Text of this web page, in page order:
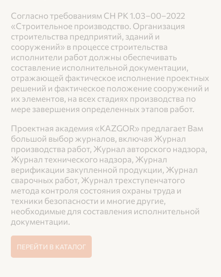
Согласно требованиям СН РК 1.03–00–2022
«Строительное производство. Организация
строительства предприятий, зданий и
сооружений» в процессе строительства
исполнители работ должны обеспечивать
составление исполнительной документации,
отражающей фактическое исполнение проектных
решений и фактическое положение сооружений и
их элементов, на всех стадиях производства по
мере завершения определенных этапов работ.
Проектная академия «KAZGOR» предлагает Вам
большой выбор журналов, включая Журнал
производства работ, Журнал авторского надзора,
Журнал технического надзора, Журнал
верификации закупленной продукции, Журнал
сварочных работ, Журнал трехступенчатого
метода контроля состояния охраны труда и
техники безопасности и многие другие,
необходимые для составления исполнительной
документации.
ПЕРЕЙТИ В КАТАЛОГ